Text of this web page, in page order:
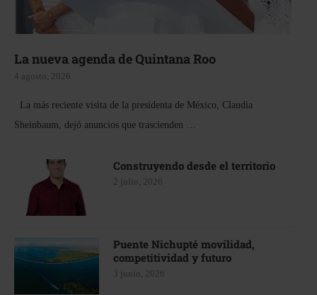
La nueva agenda de Quintana Roo
4 agosto, 2026
La más reciente visita de la presidenta de México, Claudia
Sheinbaum, dejó anuncios que trascienden …
Construyendo desde el territorio
2 julio, 2026
Puente Nichupté movilidad,
competitividad y futuro
3 junio, 2026